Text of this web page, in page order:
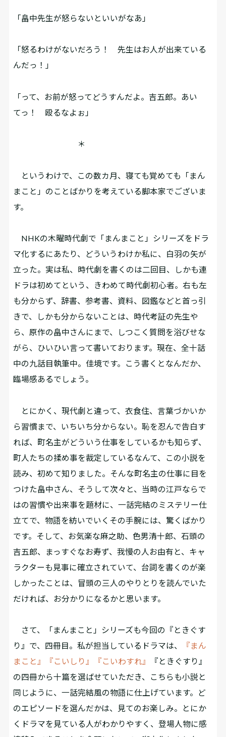
「畠中先生が怒らないといいがなあ」
「怒るわけがないだろう！ 先生はお人が出来ている
んだっ！」
「って、お前が怒ってどうすんだよ。吉五郎。あい
てっ！ 殴るなよぉ」
＊
というわけで、この数カ月、寝ても覚めても「まん
まこと」のことばかりを考えている脚本家でございま
す。
NHKの木曜時代劇で「まんまこと」シリーズをドラ
マ化するにあたり、どういうわけか私に、白羽の矢が
立った。実は私、時代劇を書くのは二回目、しかも連
ドラは初めてという、きわめて時代劇初心者。右も左
も分からず、辞書、参考書、資料、図鑑などと首っ引
きで、しかも分からないことは、時代考証の先生や
ら、原作の畠中さんにまで、しつこく質問を浴びせな
がら、ひいひい言って書いております。現在、全十話
中の九話目執筆中。佳境です。こう書くとなんだか、
臨場感あるでしょう。
とにかく、現代劇と違って、衣食住、言葉づかいか
ら習慣まで、いちいち分からない。恥を忍んで告白す
れば、町名主がどういう仕事をしているかも知らず、
町人たちの揉め事を裁定しているなんて、この小説を
読み、初めて知りました。そんな町名主の仕事に目を
つけた畠中さん、そうして次々と、当時の江戸ならで
はの習慣や出来事を題材に、一話完結のミステリー仕
立てで、物語を紡いでいくその手腕には、驚くばかり
です。そして、お気楽な麻之助、色男清十郎、石頭の
吉五郎、まっすぐなお寿ず、我慢の人お由有と、キャ
ラクターも見事に確立されていて、台詞を書くのが楽
しかったことは、冒頭の三人のやりとりを読んでいた
だければ、お分かりになるかと思います。
さて、「まんまこと」シリーズも今回の『ときぐす
り』で、四冊目。私が担当しているドラマは、
『まん
まこと』
『こいしり』 『こいわすれ』
『ときぐすり』
の四冊から十篇を選ばせていただき、こちらも小説と
同じように、一話完結風の物語に仕上げています。ど
のエピソードを選んだかは、見てのお楽しみ。とにか
くドラマを見ている人がわかりやすく、登場人物に感